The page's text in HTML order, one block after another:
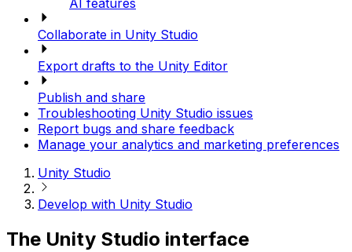
AI features
Collaborate in Unity Studio
Export drafts to the Unity Editor
Publish and share
Troubleshooting Unity Studio issues
Report bugs and share feedback
Manage your analytics and marketing preferences
Unity Studio
Develop with Unity Studio
The Unity Studio interface